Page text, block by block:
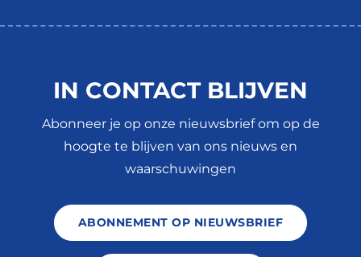
IN CONTACT BLIJVEN
Abonneer je op onze nieuwsbrief om op de
hoogte te blijven van ons nieuws en
waarschuwingen
ABONNEMENT OP NIEUWSBRIEF